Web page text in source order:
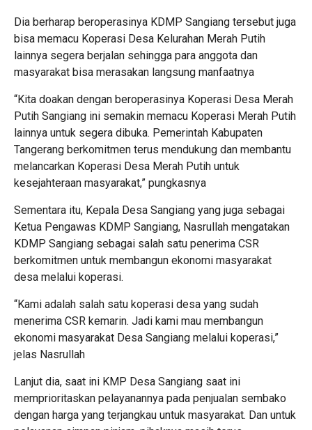
Dia berharap beroperasinya KDMP Sangiang tersebut juga
bisa memacu Koperasi Desa Kelurahan Merah Putih
lainnya segera berjalan sehingga para anggota dan
masyarakat bisa merasakan langsung manfaatnya
“Kita doakan dengan beroperasinya Koperasi Desa Merah
Putih Sangiang ini semakin memacu Koperasi Merah Putih
lainnya untuk segera dibuka. Pemerintah Kabupaten
Tangerang berkomitmen terus mendukung dan membantu
melancarkan Koperasi Desa Merah Putih untuk
kesejahteraan masyarakat,” pungkasnya
Sementara itu, Kepala Desa Sangiang yang juga sebagai
Ketua Pengawas KDMP Sangiang, Nasrullah mengatakan
KDMP Sangiang sebagai salah satu penerima CSR
berkomitmen untuk membangun ekonomi masyarakat
desa melalui koperasi.
“Kami adalah salah satu koperasi desa yang sudah
menerima CSR kemarin. Jadi kami mau membangun
ekonomi masyarakat Desa Sangiang melalui koperasi,”
jelas Nasrullah
Lanjut dia, saat ini KMP Desa Sangiang saat ini
memprioritaskan pelayanannya pada penjualan sembako
dengan harga yang terjangkau untuk masyarakat. Dan untuk